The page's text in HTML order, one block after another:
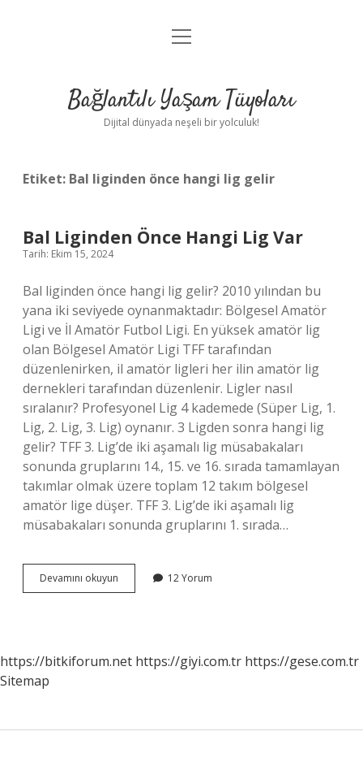
Anasayfa
Yasal Uyarı
menüyü
Bağlantılı Yaşam Tüyoları
Dijital dünyada neşeli bir yolculuk!
Etiket: Bal liginden önce hangi lig gelir
Bal Liginden Önce Hangi Lig Var
Tarih: Ekim 15, 2024
Bal liginden önce hangi lig gelir? 2010 yılından bu
yana iki seviyede oynanmaktadır: Bölgesel Amatör
Ligi ve İl Amatör Futbol Ligi. En yüksek amatör lig
olan Bölgesel Amatör Ligi TFF tarafından
düzenlenirken, il amatör ligleri her ilin amatör lig
dernekleri tarafından düzenlenir. Ligler nasıl
sıralanır? Profesyonel Lig 4 kademede (Süper Lig, 1.
Lig, 2. Lig, 3. Lig) oynanır. 3 Ligden sonra hangi lig
gelir? TFF 3. Lig’de iki aşamalı lig müsabakaları
sonunda gruplarını 14., 15. ve 16. sırada tamamlayan
takımlar olmak üzere toplam 12 takım bölgesel
amatör lige düşer. TFF 3. Lig’de iki aşamalı lig
müsabakaları sonunda gruplarını 1. sırada…
Devamını okuyun
Liginden
12 Yorum
https://bitkiforum.net https://giyi.com.tr https://gese.com.tr
Sitemap